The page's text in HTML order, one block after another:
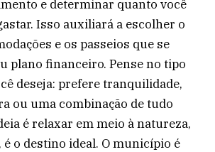
e determinar quanto você
Isso auxiliará a escolher o
e os passeios que se
plano financeiro. Pense no tipo
deseja: prefere tranquilidade,
ou uma combinação de tudo
é relaxar em meio à natureza,
é o destino ideal. O município é